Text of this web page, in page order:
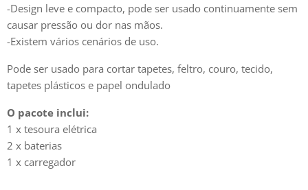
-Design leve e compacto, pode ser usado continuamente sem
causar pressão ou dor nas mãos.
-Existem vários cenários de uso.
Pode ser usado para cortar tapetes, feltro, couro, tecido,
tapetes plásticos e papel ondulado
O pacote inclui:
1 x tesoura elétrica
2 x baterias
1 x carregador